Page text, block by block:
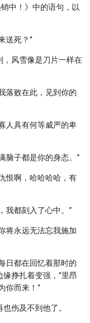
中！》中的语句，以
送死？”
风雪像是刀片一样在
落败在此，见到你的
人具有何等威严的卑
脑子都是你的身态。”
恨啊，哈哈哈哈，有
我都刻入了心中。”
将永远无法忘我施加
日都在回忆着那时的
挣扎着变强，”里昂
你而来！”
伤及不到他了。